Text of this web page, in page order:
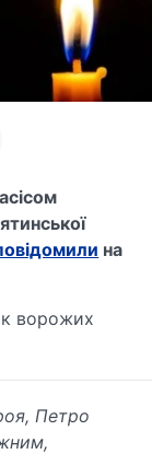
на
ворожих
Петро